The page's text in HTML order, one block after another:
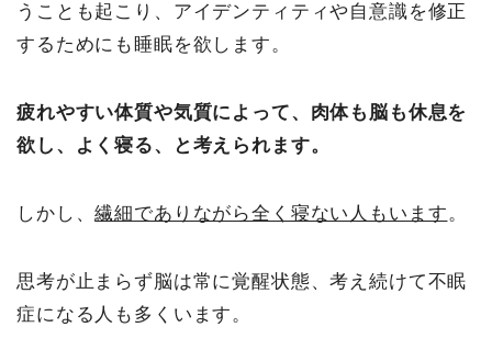
うことも起こり、アイデンティティや自意識を修正
するためにも睡眠を欲します。
疲れやすい体質や気質によって、肉体も脳も休息を
欲し、よく寝る、と考えられます。
しかし、繊細でありながら全く寝ない人もいます。
思考が止まらず脳は常に覚醒状態、考え続けて不眠
症になる人も多くいます。